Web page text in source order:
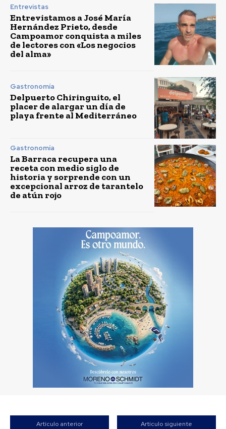
Entrevistas
Entrevistamos a José María
Hernández Prieto, desde
Campoamor conquista a miles
de lectores con «Los negocios
del alma»
Gastronomía
Delpuerto Chiringuito, el
placer de alargar un día de
playa frente al Mediterráneo
Gastronomía
La Barraca recupera una
receta con medio siglo de
historia y sorprende con un
excepcional arroz de tarantelo
de atún rojo
Artículo anterior Artículo siguiente